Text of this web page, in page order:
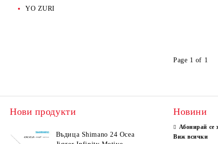
Coating
Бомбарди
YO ZURI
Page 1 of 1
Нови продукти
Въдица Shimano 24 Ocea
Новини
Абонирай се
Виж всички